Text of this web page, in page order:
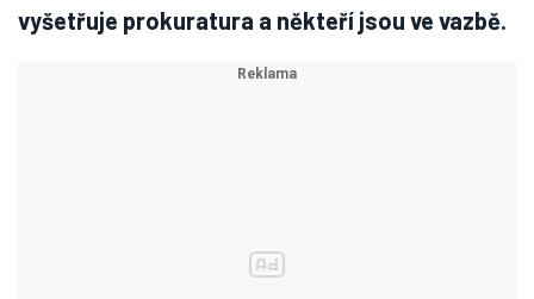
vyšetřuje prokuratura a někteří jsou ve vazbě.